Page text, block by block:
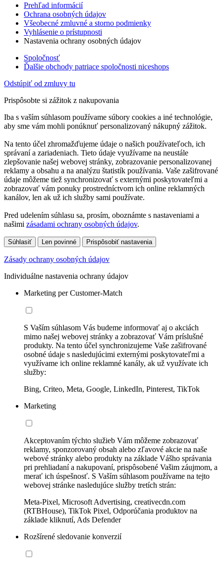
Prehľad informácií
Ochrana osobných údajov
Všeobecné zmluvné a storno podmienky
Vyhlásenie o prístupnosti
Nastavenia ochrany osobných údajov
Spoločnosť
Ďalšie obchody patriace spoločnosti niceshops
Odstúpiť od zmluvy tu
Prispôsobte si zážitok z nakupovania
Iba s vaším súhlasom používame súbory cookies a iné technológie,
aby sme vám mohli ponúknuť personalizovaný nákupný zážitok.
Na tento účel zhromažďujeme údaje o našich používateľoch, ich
správaní a zariadeniach. Tieto údaje využívame na neustále
zlepšovanie našej webovej stránky, zobrazovanie personalizovanej
reklamy a obsahu a na analýzu štatistík používania. Vaše zašifrované
údaje môžeme tiež synchronizovať s externými poskytovateľmi a
zobrazovať vám ponuky prostredníctvom ich online reklamných
kanálov, len ak už ich služby sami používate.
Pred udelením súhlasu sa, prosím, oboznámte s nastaveniami a
našimi zásadami ochrany osobných údajov.
Súhlasiť Len povinné Prispôsobiť nastavenia
Zásady ochrany osobných údajov
Individuálne nastavenia ochrany údajov
Marketing per Customer-Match
S Vaším súhlasom Vás budeme informovať aj o akciách
mimo našej webovej stránky a zobrazovať Vám príslušné
produkty. Na tento účel synchronizujeme Vaše zašifrované
osobné údaje s nasledujúcimi externými poskytovateľmi a
využívame ich online reklamné kanály, ak už využívate ich
služby:
Bing, Criteo, Meta, Google, LinkedIn, Pinterest, TikTok
Marketing
Akceptovaním týchto služieb Vám môžeme zobrazovať
reklamy, sponzorovaný obsah alebo zľavové akcie na naše
webové stránky alebo produkty na základe Vášho správania
pri prehliadaní a nakupovaní, prispôsobené Vašim záujmom, a
merať ich úspešnosť. S Vaším súhlasom používame na tejto
webovej stránke nasledujúce služby tretích strán:
Meta-Pixel, Microsoft Advertising, creativecdn.com
(RTBHouse), TikTok Pixel, Odporúčania produktov na
základe kliknutí, Ads Defender
Rozšírené sledovanie konverzií